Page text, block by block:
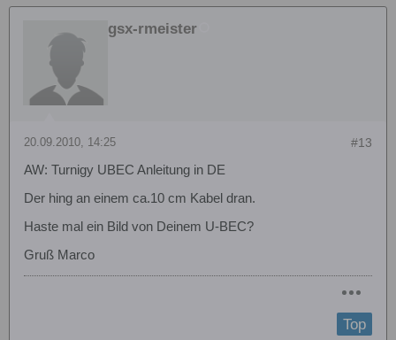
gsx-rmeister
#13
20.09.2010, 14:25
AW: Turnigy UBEC Anleitung in DE
Der hing an einem ca.10 cm Kabel dran.
Haste mal ein Bild von Deinem U-BEC?
Gruß Marco
Top